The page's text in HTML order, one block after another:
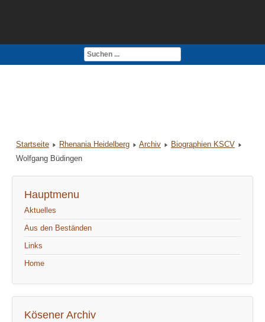
Impressum
Startseite Rhenania Heidelberg Archiv
Biographien KSCV
Wolfgang Büdingen
Hauptmenu
Aktuelles
Aus den Beständen
Links
Home
Kösener Archiv